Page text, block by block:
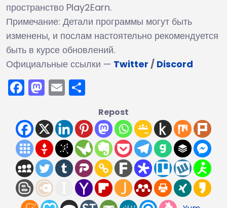
пространство Play2Earn.
Примечание: Детали программы могут быть
изменены, и послам настоятельно рекомендуется
быть в курсе обновлений.
Официальные ссылки — Twitter / Discord
Facebook
Mastodon
Email
Repost